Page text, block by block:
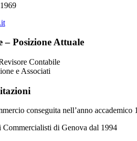
– Posizione Attuale
Contabile
e Associati
conseguita nell’anno
di Genova dal 1994